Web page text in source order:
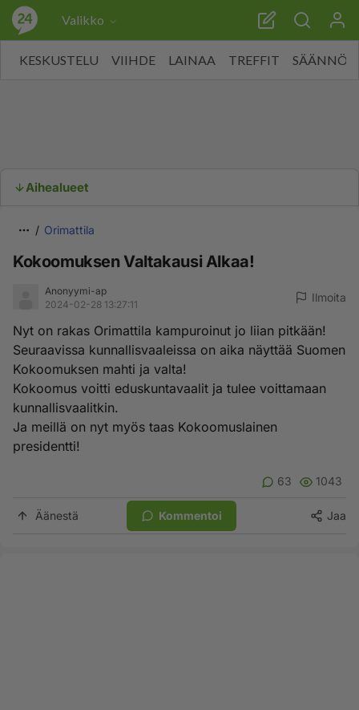
Valikko
KESKUSTELU VIIHDE LAINAA TREFFIT SÄÄNNÖT
Aihealueet
Orimattila
Kokoomuksen Valtakausi Alkaa!
Anonyymi-ap
2024-02-28 13:27:11
Ilmoita
Nyt on rakas Orimattila kampuroinut jo liian pitkään!
Seuraavissa kunnallisvaaleissa on aika näyttää Suomen
Kokoomuksen mahti ja valta!
Kokoomus voitti eduskuntavaalit ja tulee voittamaan
kunnallisvaalitkin.
Ja meillä on nyt myös taas Kokoomuslainen
presidentti!
63 1043
Äänestä Kommentoi Jaa